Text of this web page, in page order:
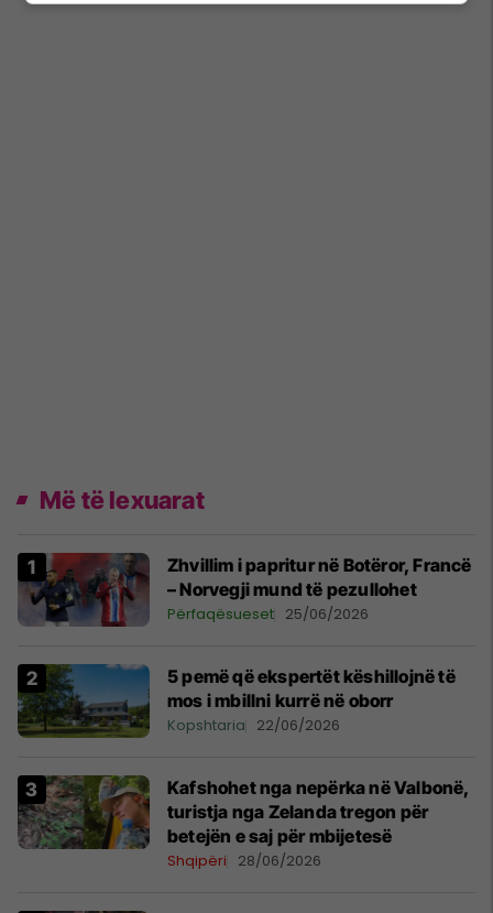
Më të lexuarat
Zhvillim i papritur në Botëror, Francë
– Norvegji mund të pezullohet
Përfaqësueset 25/06/2026
5 pemë që ekspertët këshillojnë të
mos i mbillni kurrë në oborr
Kopshtaria 22/06/2026
Kafshohet nga nepërka në Valbonë,
turistja nga Zelanda tregon për
betejën e saj për mbijetesë
Shqipëri 28/06/2026